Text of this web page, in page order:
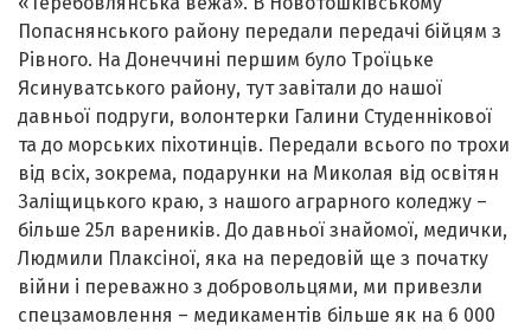
Попаснянського району передали передачі бійцям з
Рівного. На Донеччині першим було Троїцьке
Ясинуватського району, тут завітали до нашої
давньої подруги, волонтерки Галини Студеннікової
та до морських піхотинців. Передали всього по трохи
від всіх, зокрема, подарунки на Миколая від освітян
Заліщицького краю, з нашого аграрного коледжу –
більше 25л вареників. До давньої знайомої, медички,
Людмили Плаксіної, яка на передовій ще з початку
війни і переважно з добровольцями, ми привезли
спецзамовлення – медикаментів більше як на 6 000